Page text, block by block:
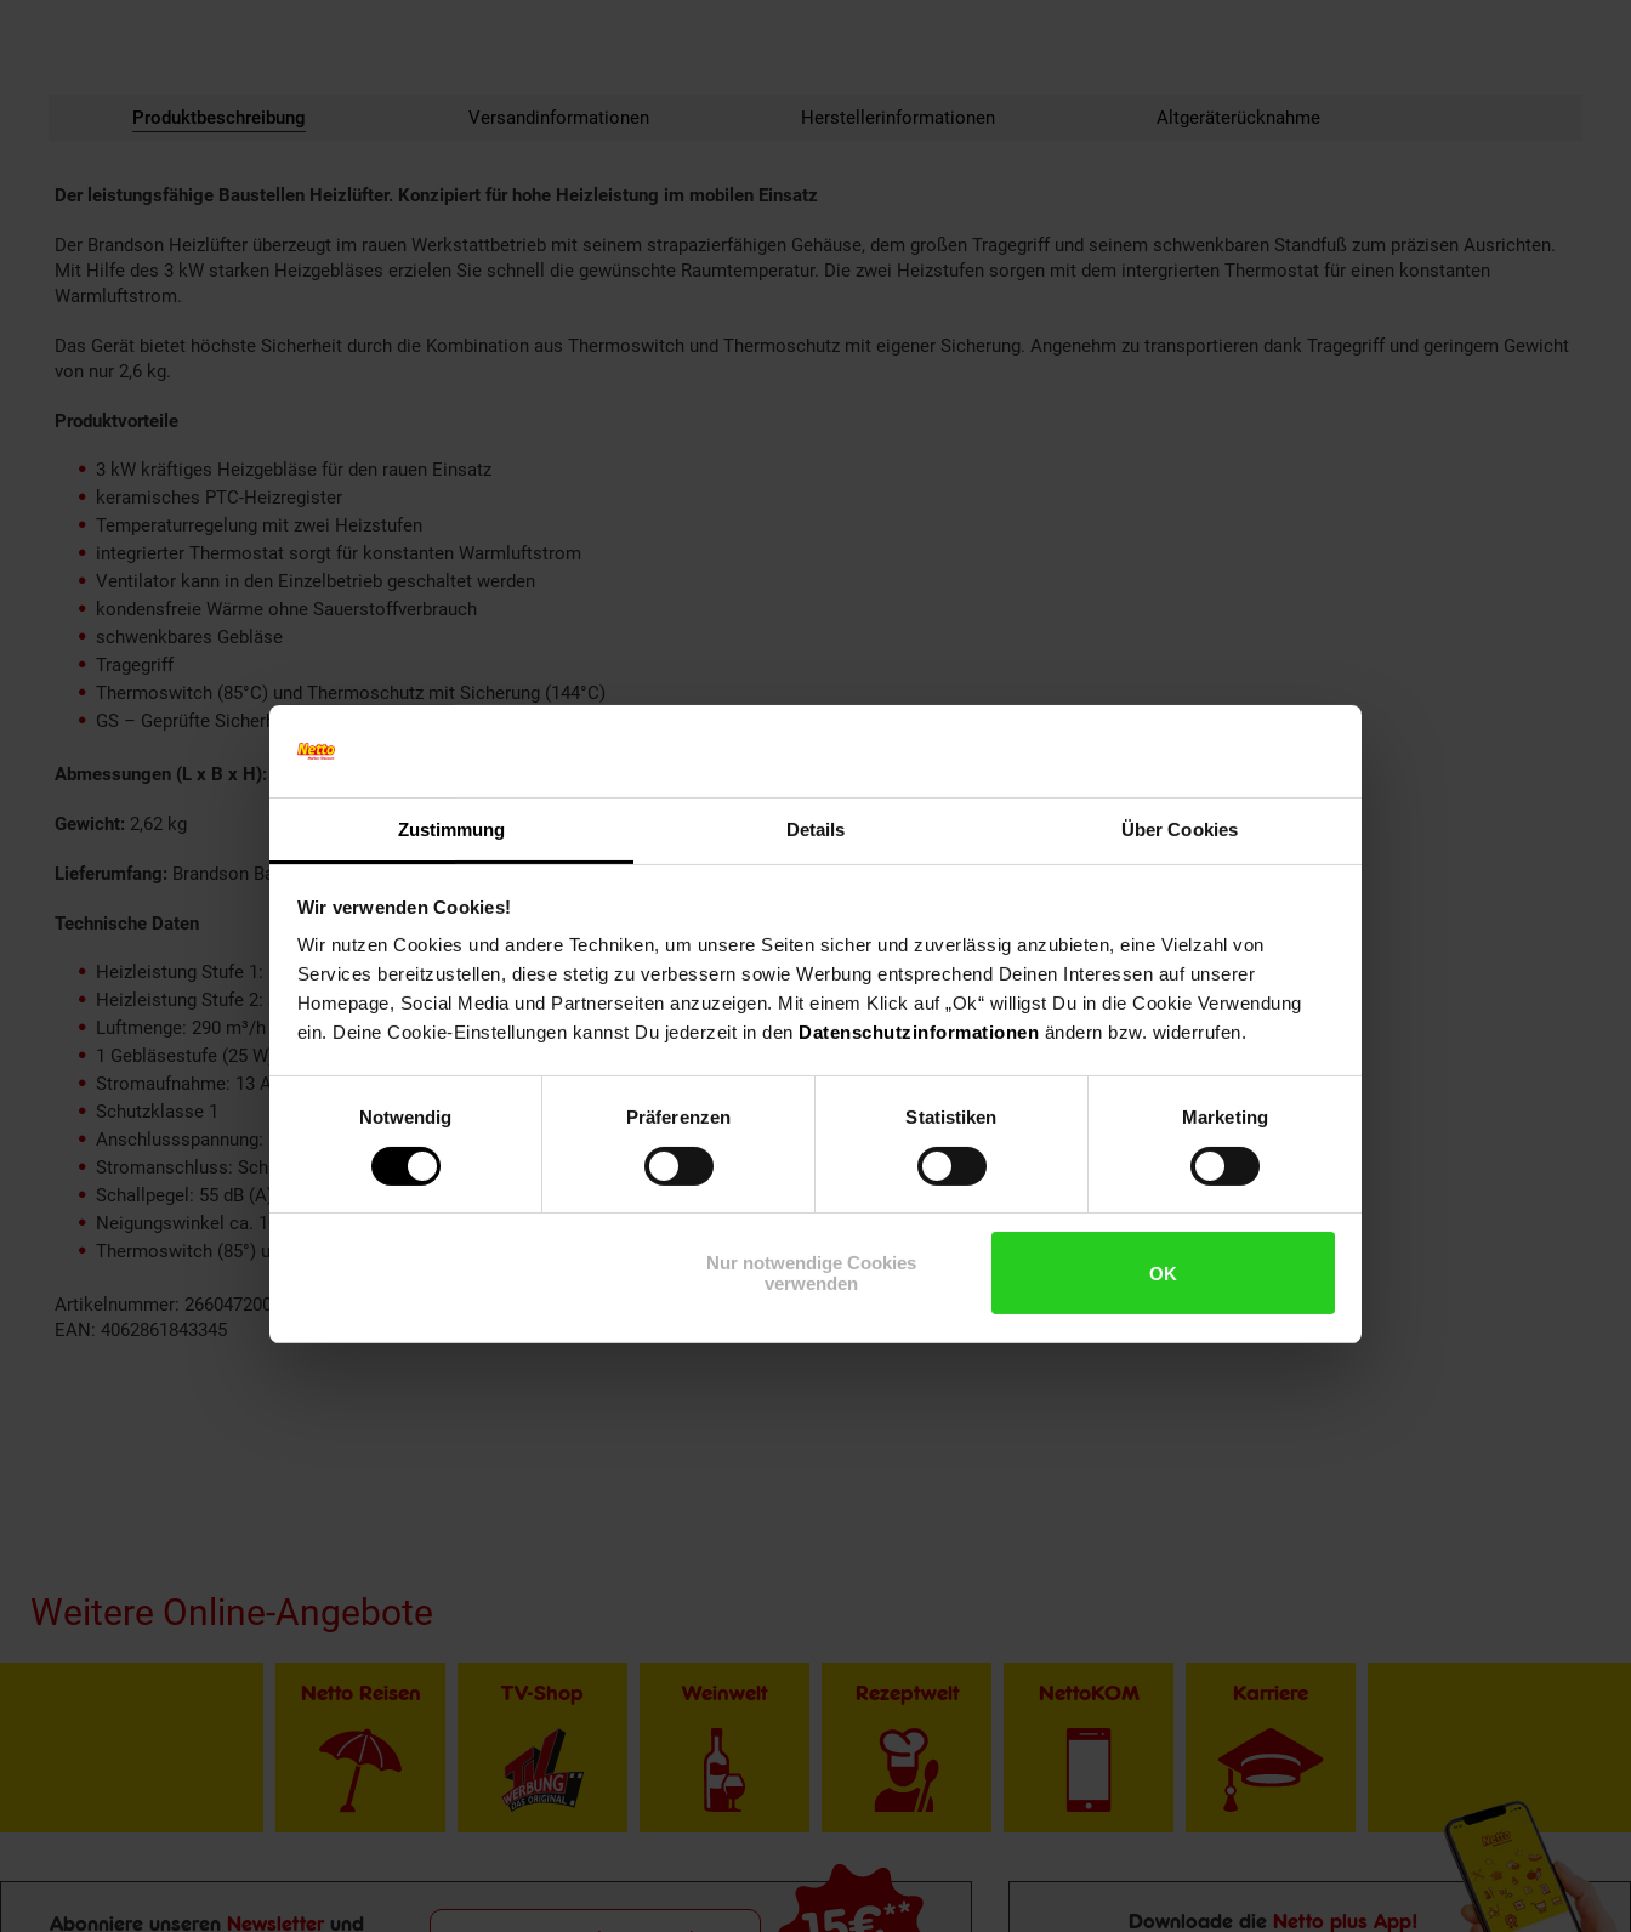
Zustimmung Details Über Cookies
Wir verwenden Cookies!
Wir nutzen Cookies und andere Techniken, um unsere Seiten sicher und zuverlässig anzubieten, eine Vielzahl von
Services bereitzustellen, diese stetig zu verbessern sowie Werbung entsprechend Deinen Interessen auf unserer
Homepage, Social Media und Partnerseiten anzuzeigen. Mit einem Klick auf „Ok“ willigst Du in die Cookie Verwendung
ein. Deine Cookie-Einstellungen kannst Du jederzeit in den Datenschutzinformationen ändern bzw. widerrufen.
Einwilligungsauswahl
Notwendig
Präferenzen Statistiken Marketing
Nur notwendige Cookies
verwenden
OK
Produktbeschreibung Versandinformationen Herstellerinformationen Altgeräterücknahme
Der leistungsfähige Baustellen Heizlüfter. Konzipiert für hohe Heizleistung im mobilen Einsatz
Der Brandson Heizlüfter überzeugt im rauen Werkstattbetrieb mit seinem strapazierfähigen Gehäuse, dem großen Tragegriff und seinem schwenkbaren Standfuß zum präzisen Ausrichten.
Mit Hilfe des 3 kW starken Heizgebläses erzielen Sie schnell die gewünschte Raumtemperatur. Die zwei Heizstufen sorgen mit dem intergrierten Thermostat für einen konstanten
Warmluftstrom.
Das Gerät bietet höchste Sicherheit durch die Kombination aus Thermoswitch und Thermoschutz mit eigener Sicherung. Angenehm zu transportieren dank Tragegriff und geringem Gewicht
von nur 2,6 kg.
Produktvorteile
3 kW kräftiges Heizgebläse für den rauen Einsatz
keramisches PTC-Heizregister
Temperaturregelung mit zwei Heizstufen
integrierter Thermostat sorgt für konstanten Warmluftstrom
Ventilator kann in den Einzelbetrieb geschaltet werden
kondensfreie Wärme ohne Sauerstoffverbrauch
schwenkbares Gebläse
Tragegriff
Thermoswitch (85°C) und Thermoschutz mit Sicherung (144°C)
GS – Geprüfte Sicherheit
Abmessungen (L x B x H):
Gewicht: 2,62 kg
Lieferumfang: Brandson Baustellen Heizlüfter + Bedienungsanleitung
Technische Daten
Heizleistung Stufe 1: 1,5 kW
Heizleistung Stufe 2: 3 kW
Luftmenge: 290 m³/h
1 Gebläsestufe (25 W)
Stromaufnahme: 13 A
Schutzklasse 1
Anschlussspannung: 230 V / 50 Hz
Stromanschluss: Schutzkontaktstecker (CEE 7/7)
Schallpegel: 55 dB (A)
Neigungswinkel ca. 100°
Thermoswitch (85°) und Thermoschutz mit Sicherung (144°)
Artikelnummer: 2660472000
EAN: 4062861843345
Weitere Online-Angebote
Netto Reisen TV-Shop Weinwelt Rezeptwelt NettoKOM Karriere
Abonniere unseren Newsletter und
** Downloade die Netto plus App!